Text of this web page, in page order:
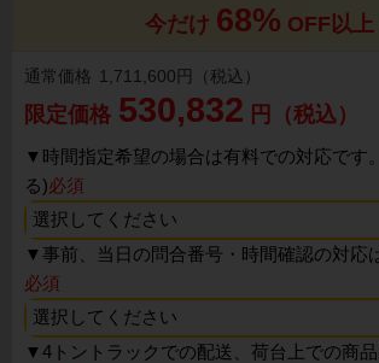
今だけ 68% OFF以上
通常価格 1,711,600円（税込）
限定価格 530,832 円（税込）
▼ 時間指定希望の場合は有料での対応です
る)必須
▼事前、当日の問合番号・時間確認の対応
必須
▼4トントラックでの配送、荷台上での商